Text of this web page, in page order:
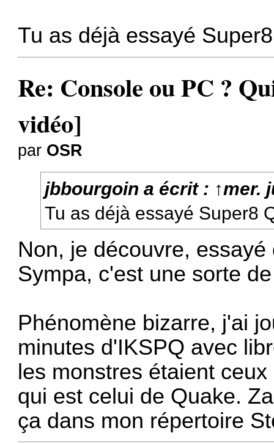
Tu as déjà essayé
Re: Console ou PC ?
vidéo]
par OSR
jbbourgoin a écrit : ↑mer.
Tu as déjà essayé Super8
Non, je découvre,
Sympa, c'est une sorte
Phénomène bizarre, j'ai
minutes d'IKSPQ avec
les monstres étaient
qui est celui de Quake.
ça dans mon répertoire